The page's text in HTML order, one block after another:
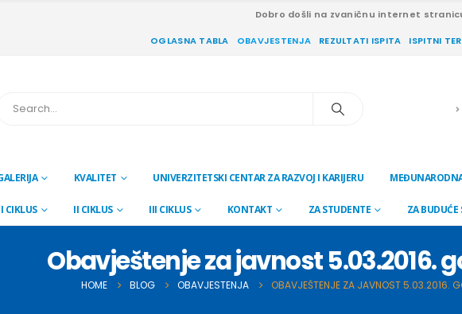
Dobro došli na zvaničnu internet
OGLASNA TABLA OBAVJESTENJA REZULTATI ISPITA ISPITNI
KVALITET UNIVERZITETSKI CENTAR ZA RAZVOJ I KARIJERU
I CIKLUS II CIKLUS III CIKLUS KONTAKT ZA STUDENTE ZA BUDUĆE
Obavještenje za javnost 5.03.2016.
HOME BLOG OBAVJESTENJA OBAVJEŠTENJE ZA JAVNOST 5.03.2016.